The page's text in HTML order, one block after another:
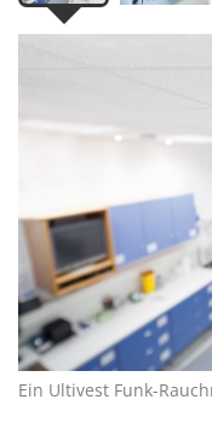
Ein Ultivest Funk-